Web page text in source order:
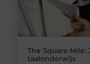
The Square
taalonderwijs